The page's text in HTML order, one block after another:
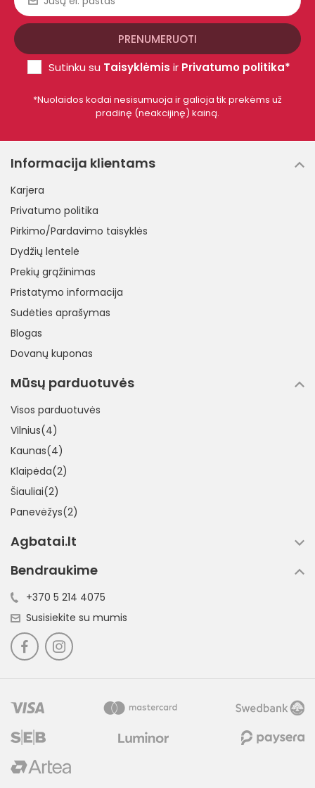
Sutinku su Taisyklėmis ir Privatumo politika*
*Nuolaidos kodai nesisumuoja ir galioja tik prekėms už
pradinę (neakcijinę) kainą.
Informacija klientams
Karjera
Privatumo politika
Pirkimo/Pardavimo taisyklės
Dydžių lentelė
Prekių grąžinimas
Pristatymo informacija
Sudėties aprašymas
Blogas
Dovanų kuponas
Mūsų parduotuvės
Visos parduotuvės
Vilnius(4)
Kaunas(4)
Klaipėda(2)
Šiauliai(2)
Panevėžys(2)
Agbatai.lt
Bendraukime
+370 5 214 4075
Susisiekite su mumis